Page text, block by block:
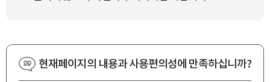
현재페이지의 내용과 사용편의성에 만족하십니까?